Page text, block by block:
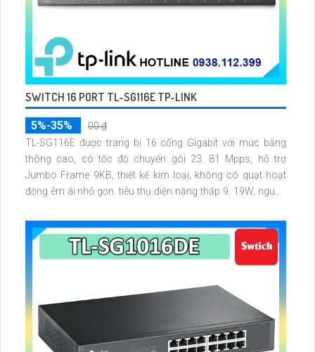
SWITCH 16 PORT TL-SG116E TP-LINK
5%-35%
00 ₫
TL-SG116E được trang bị 16 cổng Gigabit với mức băng
thông cao, có tốc độ chuyển gói 23. 81 Mpps, hỗ trợ
Jumbo Frame 9KB, thiết kế kim loại, không có quạt hoạt
động êm ái nhỏ gọn. tiêu thụ điện năng thấp 9. 19W, nguồn